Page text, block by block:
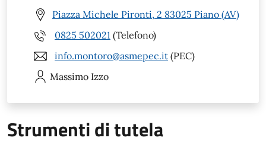
Piazza Michele Pironti, 2 83025 Piano (AV)
0825 502021 (Telefono)
info.montoro@asmepec.it (PEC)
Massimo Izzo
Strumenti di tutela